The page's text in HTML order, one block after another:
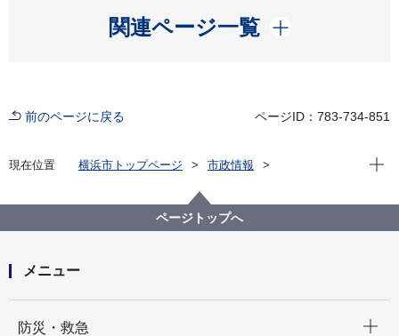
関連ページ一覧
開く
前のページに戻る ページID：783-734-851
現在位置 横浜市トップページ
市政情報
広報よこはま
広報よこはま市版
よこはま彩発見
2024年７月号 今尾恵介さん寄稿「地図に見る横浜の
現在
ページトップへ
メニュー
防災・救急